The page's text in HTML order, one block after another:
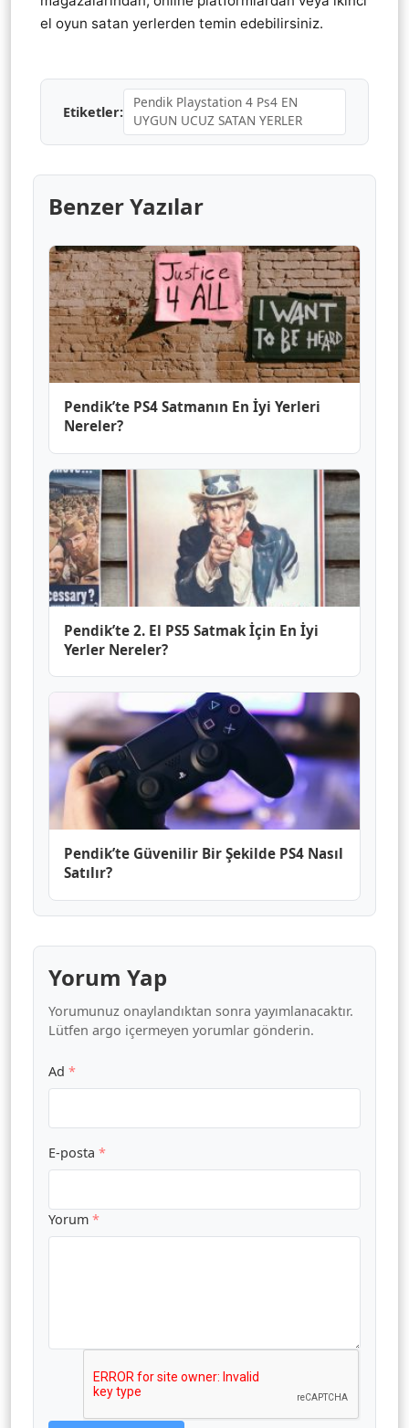
el oyun satan yerlerden temin edebilirsiniz.
Etiketler:
Pendik Playstation 4 Ps4 EN
UYGUN UCUZ SATAN YERLER
Benzer Yazılar
Pendik’te PS4 Satmanın En İyi Yerleri
Nereler?
Pendik’te 2. El PS5 Satmak İçin En İyi
Yerler Nereler?
Pendik’te Güvenilir Bir Şekilde PS4 Nasıl
Satılır?
Yorum Yap
Yorumunuz onaylandıktan sonra yayımlanacaktır.
Lütfen argo içermeyen yorumlar gönderin.
Ad *
E-posta *
Yorum *